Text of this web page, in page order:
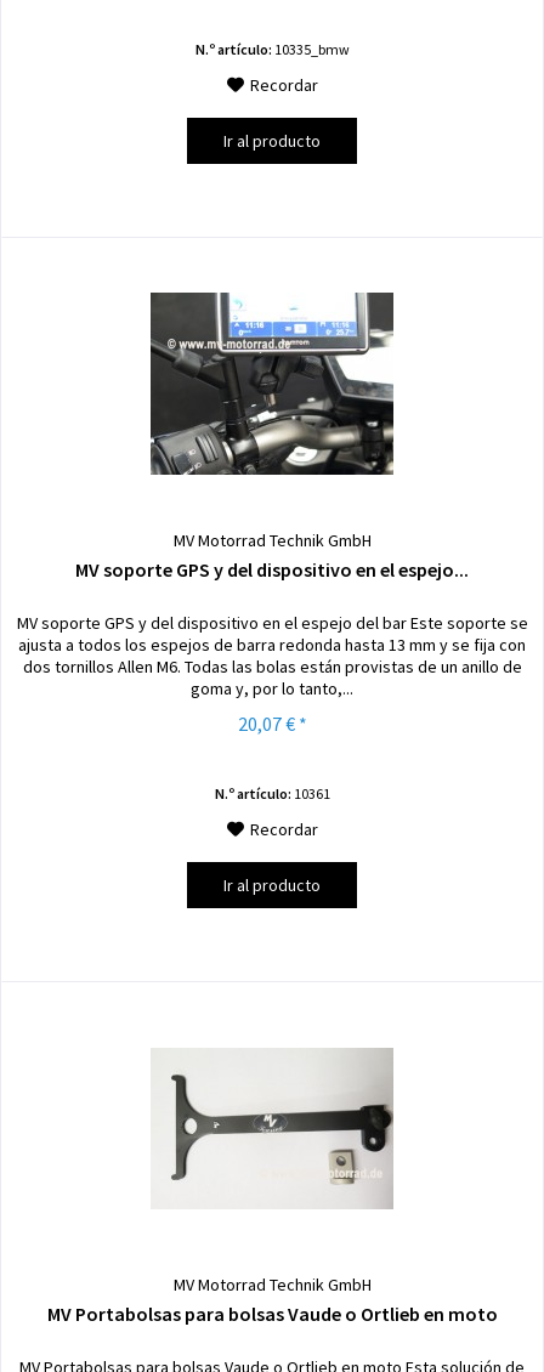
N.º artículo: 10335_bmw
Recordar
Ir al producto
MV Motorrad Technik GmbH
MV soporte GPS y del dispositivo en el espejo...
MV soporte GPS y del dispositivo en el espejo del bar Este soporte se
ajusta a todos los espejos de barra redonda hasta 13 mm y se fija con
dos tornillos Allen M6. Todas las bolas están provistas de un anillo de
goma y, por lo tanto,...
20,07 € *
N.º artículo: 10361
Recordar
Ir al producto
MV Motorrad Technik GmbH
MV Portabolsas para bolsas Vaude o Ortlieb en moto
MV Portabolsas para bolsas Vaude o Ortlieb en moto Esta solución de